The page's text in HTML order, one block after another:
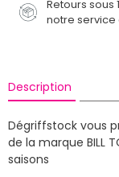
Retours sous
notre
Description
Dégriffstock vous
de la marque BILL
saisons